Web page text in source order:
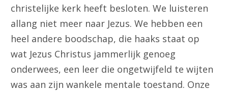
christelijke kerk heeft besloten. We luisteren
allang niet meer naar Jezus. We hebben een
heel andere boodschap, die haaks staat op
wat Jezus Christus jammerlijk genoeg
onderwees, een leer die ongetwijfeld te wijten
was aan zijn wankele mentale toestand. Onze